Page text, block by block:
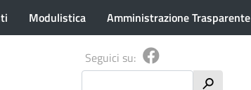
Modulistica Amministrazione Trasparente
Seguici su:
h